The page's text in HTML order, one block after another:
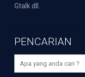
Gtalk dll.
PENCARIAN